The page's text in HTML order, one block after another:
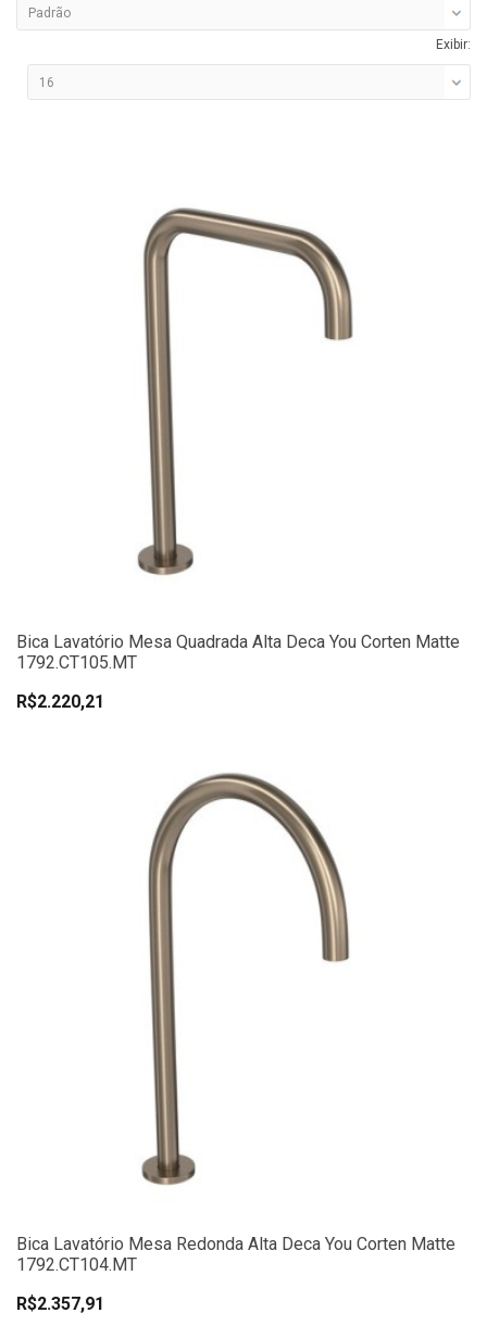
Exibir:
Bica Lavatório Mesa Quadrada Alta Deca You Corten Matte
1792.CT105.MT
R$2.220,21
Bica Lavatório Mesa Redonda Alta Deca You Corten Matte
1792.CT104.MT
R$2.357,91